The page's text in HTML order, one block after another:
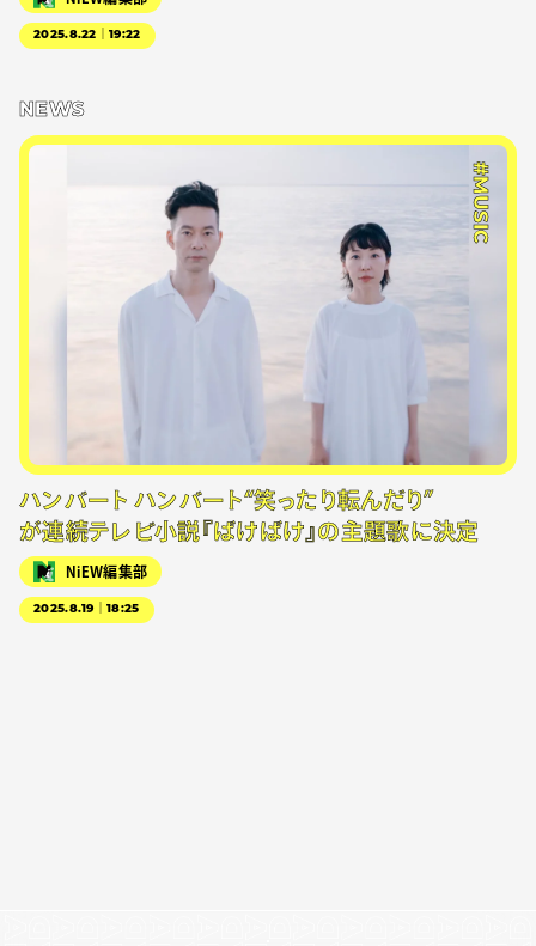
2025.8.22｜19:22
NEWS
#MUSIC
ハンバート ハンバート“笑ったり転んだり”
が連続テレビ小説『ばけばけ』の主題歌に決定
NiEW編集部
2025.8.19｜18:25